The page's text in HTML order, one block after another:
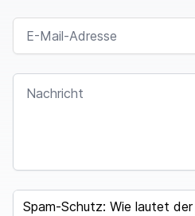
E-MAIL-ADRESSE
NACHRICHT
SPAM CAPTCHA